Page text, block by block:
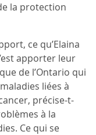
la protection
ce qu’Elaina
apporter leur
de l’Ontario qui
liées à
précise-t-
à la
Ce qui se